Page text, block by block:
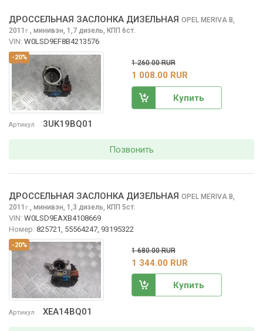
-20%
Артикул 3UK19BQ01
ДРОССЕЛЬНАЯ ЗАСЛОНКА ДИЗЕЛЬНАЯ OPEL MERIVA B,
2011 г., минивэн, 1,7 дизель, КПП 6ст.
VIN: W0LSD9EF8B4213576
1 260.00 RUR
1 008.00 RUR
Купить
Позвонить
-20%
Артикул XEA14BQ01
ДРОССЕЛЬНАЯ ЗАСЛОНКА ДИЗЕЛЬНАЯ OPEL MERIVA B,
2011 г., минивэн, 1,3 дизель, КПП 5ст.
VIN: W0LSD9EAXB4108669
Номер: 825721, 55564247, 93195322
1 680.00 RUR
1 344.00 RUR
Купить